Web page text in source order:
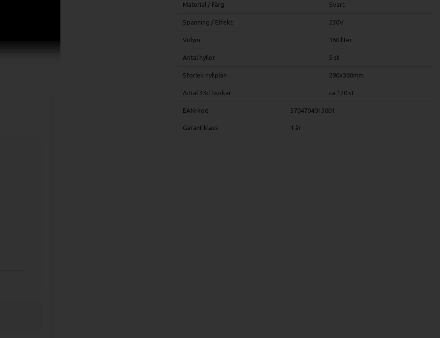
Material / Färg Svart
Spänning / Effekt 230V
Volym 160 liter
Antal hyllor 5 st
Storlek hyllplan 290x360mm
Antal 33cl burkar ca 120 st
EAN-kod 5704704013001
Garantiklass 1 år